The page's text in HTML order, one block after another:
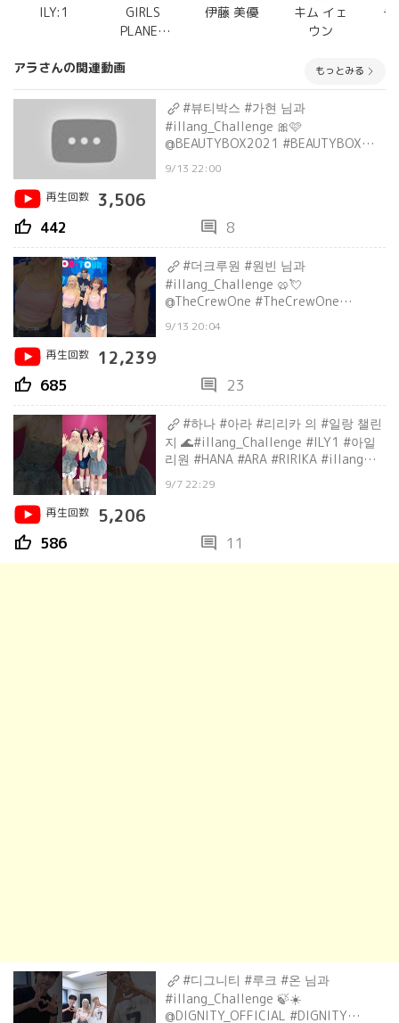
ILY:1
GIRLS
PLANET
伊藤 美優
キム イェ
ウン
チ
アラさんの関連動画 もっとみる
#뷰티박스 #가현 님과
#illang_Challenge 🎀🩷
@BEAUTYBOX2021 #BEAUTYBOX
#ARA
9/13 22:00
再生回数
3,506
thumb_up 442 comment 8
#더크루원 #원빈 님과
#illang_Challenge 🥨💘
@TheCrewOne #TheCrewOne
#ARA #리리카#RIRIKA
9/13 20:04
再生回数
12,239
thumb_up 685 comment 23
#하나 #아라 #리리카 의 #일랑 챌린
지 🌊#illang_Challenge #ILY1 #아일
리원 #HANA #ARA #RIRIKA #illang
9/7 22:29
再生回数
5,206
thumb_up 586 comment 11
#디그니티 #루크 #온 님과
#illang_Challenge 🍃☀️
@DIGNITY_OFFICIAL #DIGNITY